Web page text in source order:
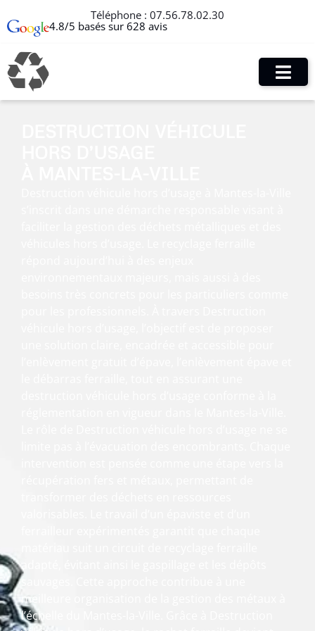
Téléphone : 07.56.78.02.30
4.8/5 basés sur 628 avis
adapté, évitant ainsi le gaspillage et les dépôts
sauvages. Cette approche contribue à une
meilleure organisation de la gestion des métaux à
l’échelle du Mantes-la-Ville. Grâce à Destruction